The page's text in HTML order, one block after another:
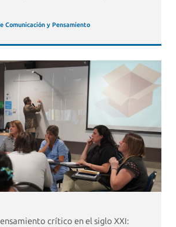
Comunicación y Pensamiento
crítico en el siglo XXI: